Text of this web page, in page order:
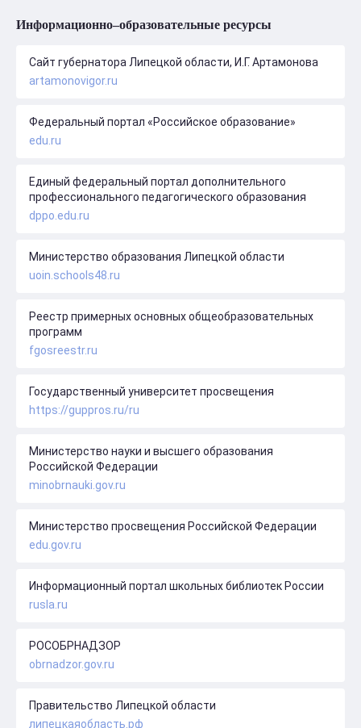
Информационно–образовательные ресурсы
Сайт губернатора Липецкой области, И.Г. Артамонова
artamonovigor.ru
Федеральный портал «Российское образование»
edu.ru
Единый федеральный портал дополнительного
профессионального педагогического образования
dppo.edu.ru
Министерство образования Липецкой области
uoin.schools48.ru
Реестр примерных основных общеобразовательных
программ
fgosreestr.ru
Государственный университет просвещения
https://guppros.ru/ru
Министерство науки и высшего образования
Российской Федерации
minobrnauki.gov.ru
Министерство просвещения Российской Федерации
edu.gov.ru
Информационный портал школьных библиотек России
rusla.ru
РОСОБРНАДЗОР
obrnadzor.gov.ru
Правительство Липецкой области
липецкаяобласть.рф